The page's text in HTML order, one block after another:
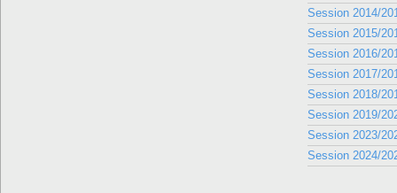
Session 2014/
Session 2015/
Session 2016/
Session 2017/
Session 2018/
Session 2019/
Session 2023/
Session 2024/